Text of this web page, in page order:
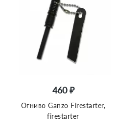
460 ₽
Огниво Ganzo Firestarter,
firestarter